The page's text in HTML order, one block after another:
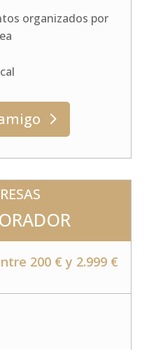
organizados por
200 € y 2.999 €